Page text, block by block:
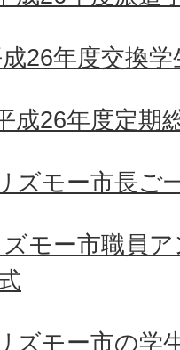
26年度交換
成26年度定期
ズモー市長ご
モー市職員
ズモー市の学